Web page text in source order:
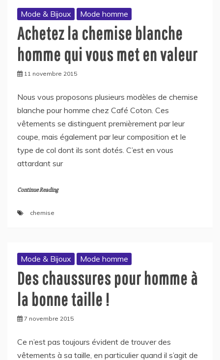
Mode & Bijoux Mode homme
Achetez la chemise blanche
homme qui vous met en valeur
11 novembre 2015
Nous vous proposons plusieurs modèles de chemise
blanche pour homme chez Café Coton. Ces
vêtements se distinguent premièrement par leur
coupe, mais également par leur composition et le
type de col dont ils sont dotés. C’est en vous
attardant sur
Continue Reading
chemise
Mode & Bijoux Mode homme
Des chaussures pour homme à
la bonne taille !
7 novembre 2015
Ce n’est pas toujours évident de trouver des
vêtements à sa taille, en particulier quand il s’agit de